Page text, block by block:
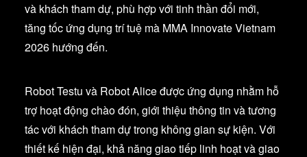
và khách tham dự, phù hợp với tinh thần đổi mới,
tăng tốc ứng dụng trí tuệ mà MMA Innovate Vietnam
2026 hướng đến.
Robot Testu và Robot Alice được ứng dụng nhằm hỗ
trợ hoạt động chào đón, giới thiệu thông tin và tương
tác với khách tham dự trong không gian sự kiện. Với
thiết kế hiện đại, khả năng giao tiếp linh hoạt và giao